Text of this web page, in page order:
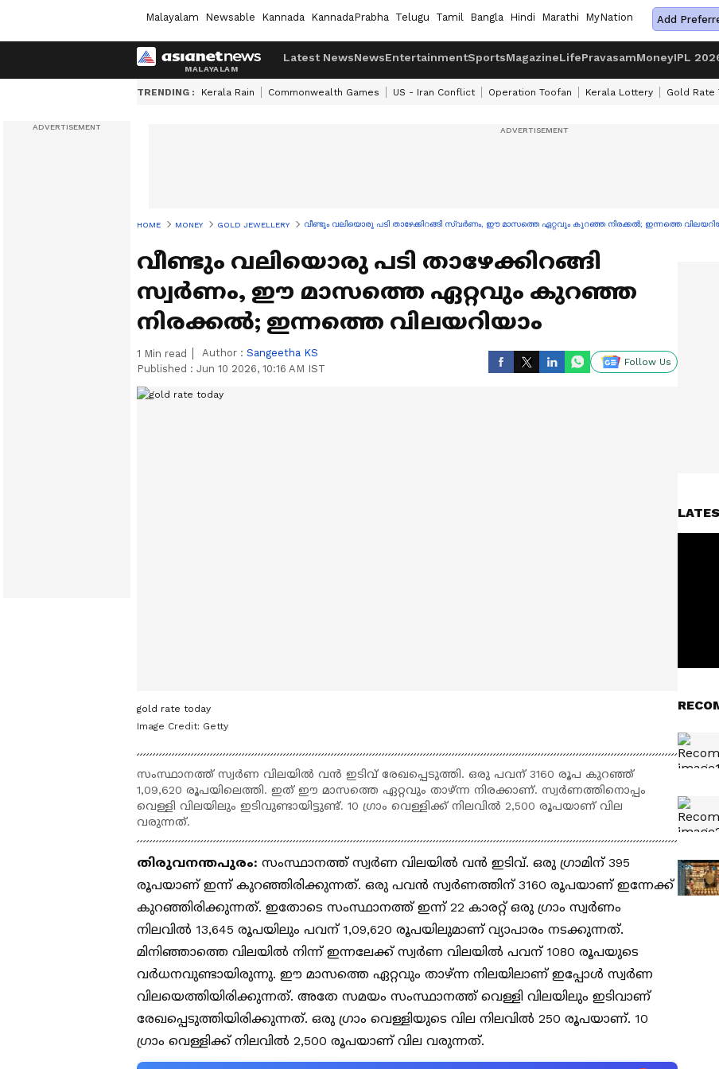
Malayalam Newsable Kannada KannadaPrabha Telugu Tamil Bangla Hindi Marathi MyNation Add
Latest NewsNewsEntertainmentSportsMagazineLifePravasamMoneyIPL
TRENDING : Kerala Rain Commonwealth Games US - Iran Conflict Operation Toofan Kerala Lottery Gold Rate
HOME MONEY GOLD JEWELLERY വീണ്ടും വലിയൊരു പടി താഴേക്കിറങ്ങി സ്വർണം, ഈ മാസത്തെ ഏറ്റവും കുറഞ്ഞ നിരക്കൽ; ഇന്നത്തെ
വീണ്ടും വലിയൊരു പടി താഴേക്കിറങ്ങി
സ്വർണം, ഈ മാസത്തെ ഏറ്റവും കുറഞ്ഞ
നിരക്കൽ; ഇന്നത്തെ വിലയറിയാം
1 Min read Author : Sangeetha KS
Published : Jun 10 2026, 10:16 AM IST
Follow Us
gold rate today
Image Credit: Getty
സംസ്ഥാനത്ത് സ്വർണ വിലയിൽ വൻ ഇടിവ് രേഖപ്പെടുത്തി. ഒരു പവന് 3160 രൂപ കുറഞ്ഞ്
1,09,620 രൂപയിലെത്തി. ഇത് ഈ മാസത്തെ ഏറ്റവും താഴ്ന്ന നിരക്കാണ്. സ്വർണത്തിനൊപ്പം
വെള്ളി വിലയിലും ഇടിവുണ്ടായിട്ടുണ്ട്. 10 ഗ്രാം വെള്ളിക്ക് നിലവിൽ 2,500 രൂപയാണ് വില
വരുന്നത്.
തിരുവനന്തപുരം: സംസ്ഥാനത്ത് സ്വർണ വിലയിൽ വൻ ഇടിവ്. ഒരു ഗ്രാമിന് 395
രൂപയാണ് ഇന്ന് കുറഞ്ഞിരിക്കുന്നത്. ഒരു പവൻ സ്വർണത്തിന് 3160 രൂപയാണ് ഇന്നേക്ക്
കുറഞ്ഞിരിക്കുന്നത്. ഇതോടെ സംസ്ഥാനത്ത് ഇന്ന് 22 കാരറ്റ് ഒരു ഗ്രാം സ്വർണം
നിലവിൽ 13,645 രൂപയിലും പവന് 1,09,620 രൂപയിലുമാണ് വ്യാപാരം നടക്കുന്നത്.
മിനിഞ്ഞാത്തെ വിലയിൽ നിന്ന് ഇന്നലേക്ക് സ്വർണ വിലയിൽ പവന് 1080 രൂപയുടെ
വർധനവുണ്ടായിരുന്നു. ഈ മാസത്തെ ഏറ്റവും താഴ്ന്ന നിലയിലാണ് ഇപ്പോൾ സ്വർണ
വിലയെത്തിയിരിക്കുന്നത്. അതേ സമയം സംസ്ഥാനത്ത് വെള്ളി വിലയിലും ഇടിവാണ്
രേഖപ്പെടുത്തിയിരിക്കുന്നത്. ഒരു ഗ്രാം വെള്ളിയുടെ വില നിലവിൽ 250 രൂപയാണ്. 10
ഗ്രാം വെള്ളിക്ക് നിലവിൽ 2,500 രൂപയാണ് വില വരുന്നത്.